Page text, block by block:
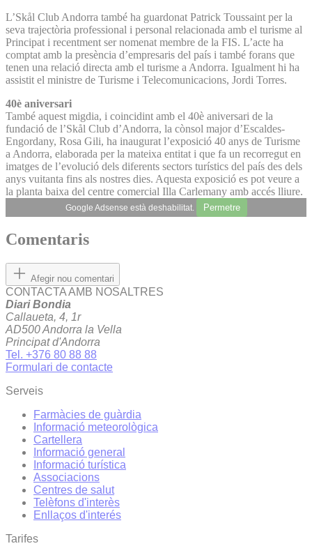
L’Skål Club Andorra també ha guardonat Patrick Toussaint per la
seva trajectòria professional i personal relacionada amb el turisme al
Principat i recentment ser nomenat membre de la FIS. L’acte ha
comptat amb la presència d’empresaris del país i també forans que
tenen una relació directa amb el turisme a Andorra. Igualment hi ha
assistit el ministre de Turisme i Telecomunicacions, Jordi Torres.
40è aniversari
També aquest migdia, i coincidint amb el 40è aniversari de la
fundació de l’Skål Club d’Andorra, la cònsol major d’Escaldes-
Engordany, Rosa Gili, ha inaugurat l’exposició 40 anys de Turisme
a Andorra, elaborada per la mateixa entitat i que fa un recorregut en
imatges de l’evolució dels diferents sectors turístics del país des dels
anys vuitanta fins als nostres dies. Aquesta exposició es pot veure a
la planta baixa del centre comercial Illa Carlemany amb accés lliure.
Google Adsense està deshabilitat. Permetre
Comentaris
Afegir nou comentari
CONTACTA AMB NOSALTRES
Diari Bondia
Callaueta, 4, 1r
AD500 Andorra la Vella
Principat d'Andorra
Tel. +376 80 88 88
Formulari de contacte
Serveis
Farmàcies de guàrdia
Informació meteorològica
Cartellera
Informació general
Informació turística
Associacions
Centres de salut
Telèfons d'interès
Enllaços d'interés
Tarifes